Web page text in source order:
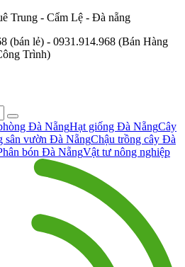
Trung - Cẩm Lệ - Đà nẵng
(bán lẻ) - 0931.914.968 (Bán Hàng
Trình)
Đà NẵngHạt giống Đà NẵngCây
sân vườn Đà NẵngChậu trồng cây Đà
bón Đà NẵngVật tư nông nghiệp